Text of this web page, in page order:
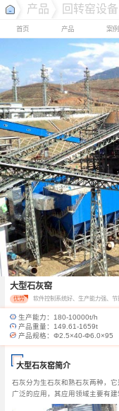
产品 回转窑设备
首页 产品 案例
大型石灰窑
优势 软件控制系统好、生产能力强、节
生产能力：180-10000t/h
产品重量：149.61-1659t
产品规格：Φ2.5×40-Φ6.0×95
大型石灰窑简介
石灰分为生石灰和熟石灰两种，
广泛的应用，其应用领域主要有